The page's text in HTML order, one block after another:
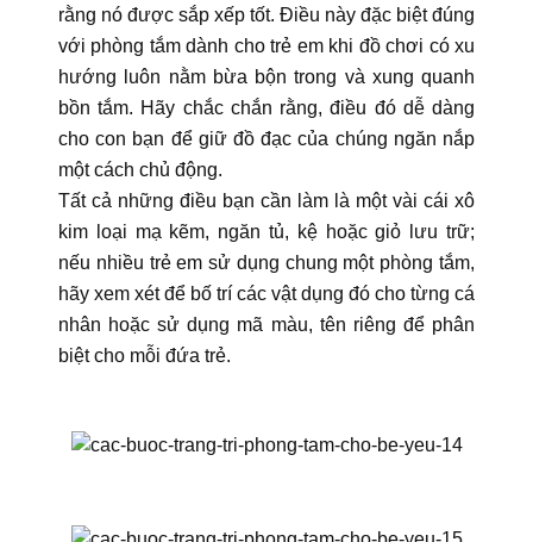
rằng nó được sắp xếp tốt. Điều này đặc biệt đúng
với phòng tắm dành cho trẻ em khi đồ chơi có xu
hướng luôn nằm bừa bộn trong và xung quanh
bồn tắm. Hãy chắc chắn rằng, điều đó dễ dàng
cho con bạn để giữ đồ đạc của chúng ngăn nắp
một cách chủ động.
Tất cả những điều bạn cần làm là một vài cái xô
kim loại mạ kẽm, ngăn tủ, kệ hoặc giỏ lưu trữ;
nếu nhiều trẻ em sử dụng chung một phòng tắm,
hãy xem xét để bố trí các vật dụng đó cho từng cá
nhân hoặc sử dụng mã màu, tên riêng để phân
biệt cho mỗi đứa trẻ.